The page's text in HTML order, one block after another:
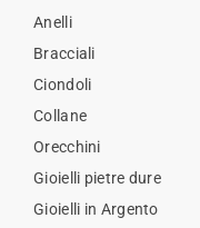
Anelli
Bracciali
Ciondoli
Collane
Orecchini
Gioielli pietre dure
Gioielli in Argento